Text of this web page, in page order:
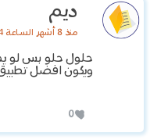
ديم
منذ 8 أشهر الساعة 16:24
حلول حلو بس لو
ويكون افضل
0